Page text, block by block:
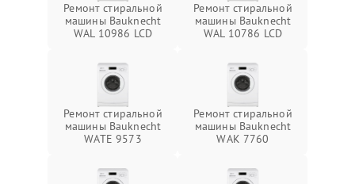
Ремонт стиральной
машины Bauknecht
WAL 10986 LCD
Ремонт стиральной
машины Bauknecht
WAL 10786 LCD
Ремонт стиральной
машины Bauknecht
WATE 9573
Ремонт стиральной
машины Bauknecht
WAK 7760